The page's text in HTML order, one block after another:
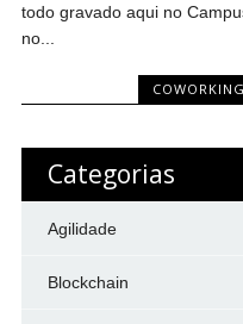
todo gravado aqui no
no...
COWORKING
Categorias
Agilidade
Blockchain